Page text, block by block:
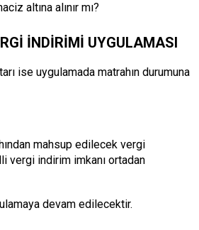
altına alınır mı?
İNDİRİMİ UYGULAMASI
ise uygulamada matrahın durumuna
mahsup edilecek vergi
vergi indirim imkanı ortadan
devam edilecektir.